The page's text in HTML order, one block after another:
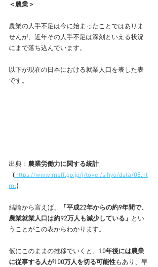
＜農業＞
農業の人手不足は今に始まったことではありま
せんが、近年その人手不足は深刻といえる状況
にまで落ち込んでいます。
以下が現在の日本における就業人口を表した表
です。
出典： 農業労働力に関する統計
（https://www.maff.go.jp/j/tokei/sihyo/data/08.ht
ml）
結論から言えば、
「平成22年からの約9年間で、
農業就業人口は約92万人も減少している」 とい
うことがこの表からわかります。
仮にこのままの推移でいくと、 10年後には農業
に従事する人が100万人を切る可能性もあり、早